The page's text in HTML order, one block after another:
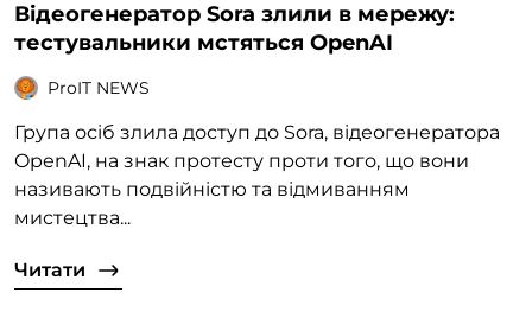
Відеогенератор Sora злили в мережу:
тестувальники мстяться OpenAI
ProIT NEWS
Група осіб злила доступ до Sora, відеогенератора
OpenAI, на знак протесту проти того, що вони
називають подвійністю та відмиванням
мистецтва...
Читати